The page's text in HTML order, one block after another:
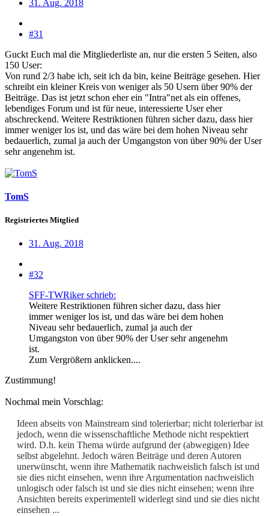
31. Aug. 2018
#31
Guckt Euch mal die Mitgliederliste an, nur die ersten 5 Seiten, also
150 User:
Von rund 2/3 habe ich, seit ich da bin, keine Beiträge gesehen. Hier
schreibt ein kleiner Kreis von weniger als 50 Usern über 90% der
Beiträge. Das ist jetzt schon eher ein "Intra"net als ein offenes,
lebendiges Forum und ist für neue, interessierte User eher
abschreckend. Weitere Restriktionen führen sicher dazu, dass hier
immer weniger los ist, und das wäre bei dem hohen Niveau sehr
bedauerlich, zumal ja auch der Umgangston von über 90% der User
sehr angenehm ist.
TomS
Registriertes Mitglied
31. Aug. 2018
#32
SFF-TWRiker schrieb:
Weitere Restriktionen führen sicher dazu, dass hier
immer weniger los ist, und das wäre bei dem hohen
Niveau sehr bedauerlich, zumal ja auch der
Umgangston von über 90% der User sehr angenehm
ist.
Zum Vergrößern anklicken....
Zustimmung!
Nochmal mein Vorschlag:
Ideen abseits von Mainstream sind tolerierbar; nicht tolerierbar ist
jedoch, wenn die wissenschaftliche Methode nicht respektiert
wird. D.h. kein Thema würde aufgrund der (abwegigen) Idee
selbst abgelehnt. Jedoch wären Beiträge und deren Autoren
unerwünscht, wenn ihre Mathematik nachweislich falsch ist und
sie dies nicht einsehen, wenn ihre Argumentation nachweislich
unlogisch oder falsch ist und sie dies nicht einsehen; wenn ihre
Ansichten bereits experimentell widerlegt sind und sie dies nicht
einsehen ...​